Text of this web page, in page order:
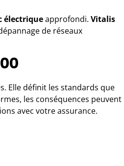
électriqueapprofondi. Vitalis
de réseaux
Elle définit les standards que
les conséquences peuvent
avec votre assurance.